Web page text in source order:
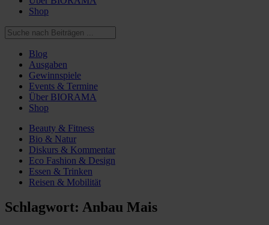
Shop
Blog
Ausgaben
Gewinnspiele
Events & Termine
Über BIORAMA
Shop
Beauty & Fitness
Bio & Natur
Diskurs & Kommentar
Eco Fashion & Design
Essen & Trinken
Reisen & Mobilität
Schlagwort: Anbau Mais